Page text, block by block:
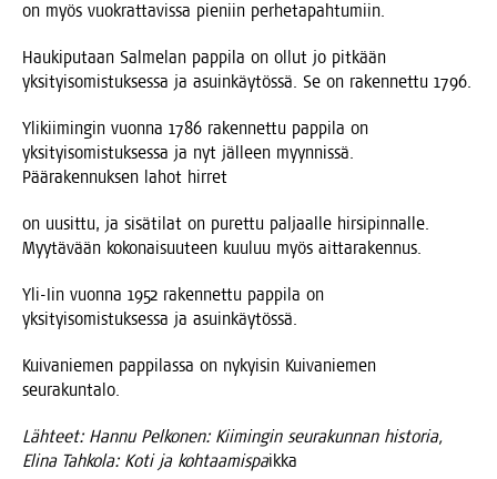
on myös vuo­krat­ta­vis­sa pie­niin perhetapahtumiin.
Hau­ki­pu­taan Sal­me­lan pap­pi­la on ollut jo pit­kään
yksi­tyi­so­mis­tuk­ses­sa ja asuin­käy­tös­sä. Se on raken­net­tu 1796.
Yli­kii­min­gin vuon­na 1786 raken­net­tu pap­pi­la on
yksi­tyi­so­mis­tuk­ses­sa ja nyt jäl­leen myyn­nis­sä.
Pää­ra­ken­nuk­sen lahot hirret
on uusit­tu, ja sisä­ti­lat on puret­tu pal­jaal­le hir­si­pin­nal­le.
Myy­tä­vään koko­nai­suu­teen kuu­luu myös aittarakennus.
Yli-Iin vuon­na 1952 raken­net­tu pap­pi­la on
yksi­tyi­so­mis­tuk­ses­sa ja asuinkäytössä.
Kui­va­nie­men pap­pi­las­sa on nykyi­sin Kui­va­nie­men
seurakuntalo.
Läh­teet: Han­nu Pel­ko­nen: Kii­min­gin seu­ra­kun­nan his­to­ria,
Eli­na Tah­ko­la: Koti ja koh­taa­mis­paikka